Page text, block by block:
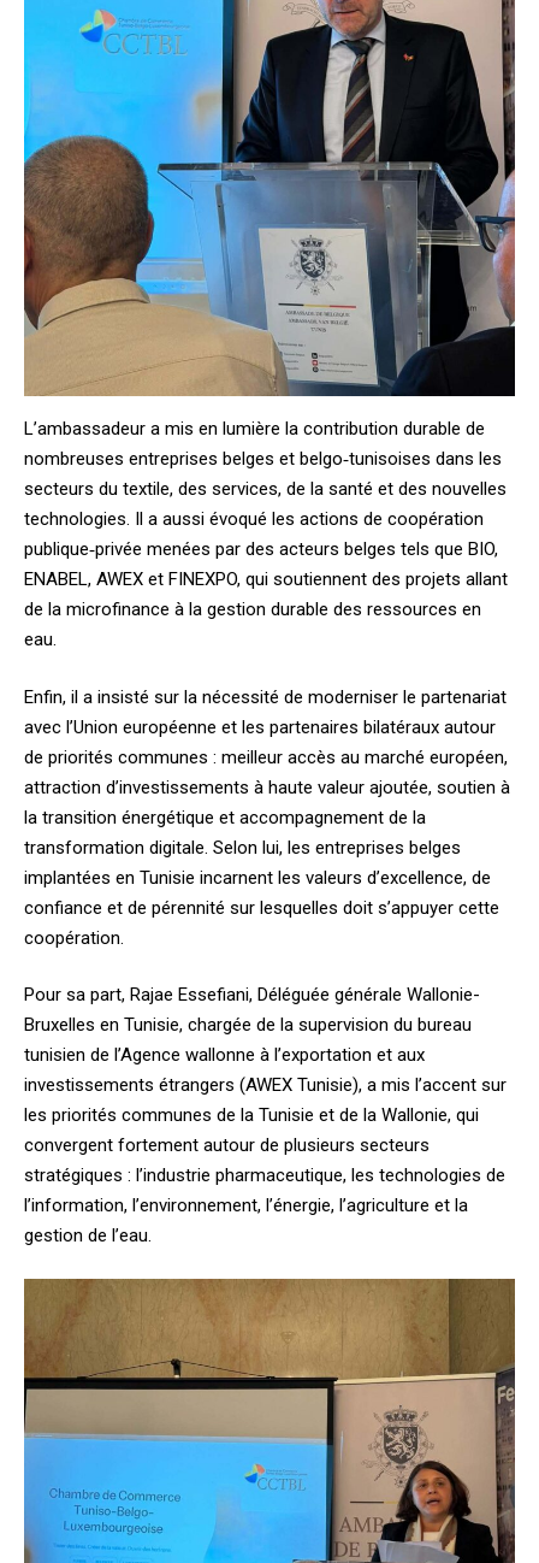
L’ambassadeur a mis en lumière la contribution durable de
nombreuses entreprises belges et belgo‑tunisoises dans les
secteurs du textile, des services, de la santé et des nouvelles
technologies. Il a aussi évoqué les actions de coopération
publique‑privée menées par des acteurs belges tels que BIO,
ENABEL, AWEX et FINEXPO, qui soutiennent des projets allant
de la microfinance à la gestion durable des ressources en
eau.
Enfin, il a insisté sur la nécessité de moderniser le partenariat
avec l’Union européenne et les partenaires bilatéraux autour
de priorités communes : meilleur accès au marché européen,
attraction d’investissements à haute valeur ajoutée, soutien à
la transition énergétique et accompagnement de la
transformation digitale. Selon lui, les entreprises belges
implantées en Tunisie incarnent les valeurs d’excellence, de
confiance et de pérennité sur lesquelles doit s’appuyer cette
coopération.
Pour sa part, Rajae Essefiani, Déléguée générale Wallonie-
Bruxelles en Tunisie, chargée de la supervision du bureau
tunisien de l’Agence wallonne à l’exportation et aux
investissements étrangers (AWEX Tunisie), a mis l’accent sur
les priorités communes de la Tunisie et de la Wallonie, qui
convergent fortement autour de plusieurs secteurs
stratégiques : l’industrie pharmaceutique, les technologies de
l’information, l’environnement, l’énergie, l’agriculture et la
gestion de l’eau.